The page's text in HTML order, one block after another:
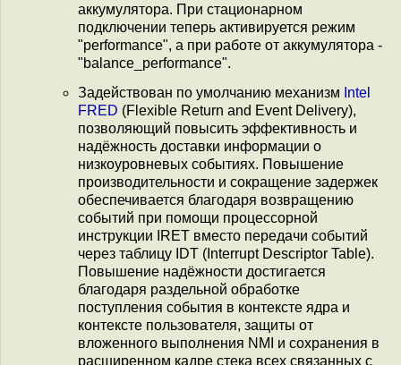
аккумулятора. При стационарном
подключении теперь активируется режим
"performance", а при работе от аккумулятора -
"balance_performance".
Задействован по умолчанию механизм Intel
FRED (Flexible Return and Event Delivery),
позволяющий повысить эффективность и
надёжность доставки информации о
низкоуровневых событиях. Повышение
производительности и сокращение задержек
обеспечивается благодаря возвращению
событий при помощи процессорной
инструкции IRET вместо передачи событий
через таблицу IDT (Interrupt Descriptor Table).
Повышение надёжности достигается
благодаря раздельной обработке
поступления события в контексте ядра и
контексте пользователя, защиты от
вложенного выполнения NMI и сохранения в
расширенном кадре стека всех связанных с